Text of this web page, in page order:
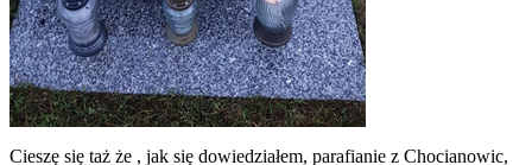
Cieszę się taż że , jak się dowiedziałem, parafianie z Chocianowic,